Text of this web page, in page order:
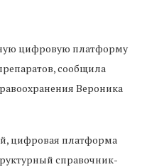
цифровую платформу
сообщила
Вероника
цифровая платформа
справочник-